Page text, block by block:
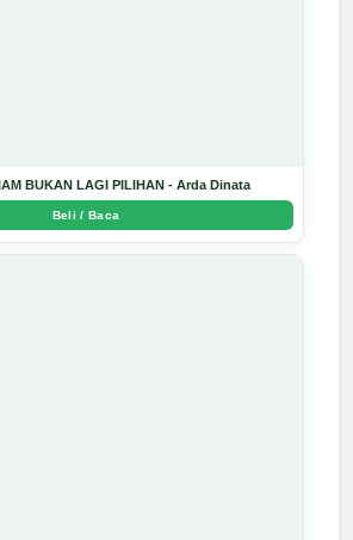
BUKAN LAGI PILIHAN - Arda Dinata
Beli / Baca